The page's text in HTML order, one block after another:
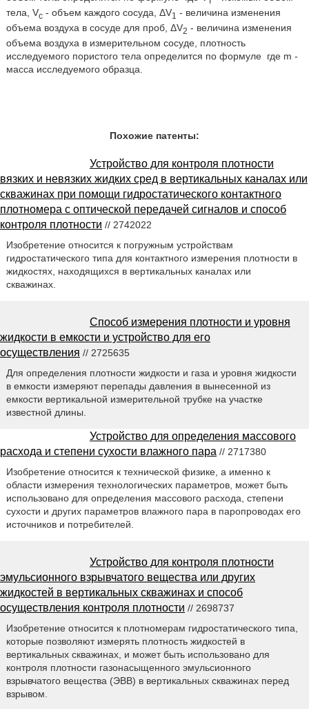
тела, Vc- объем каждого сосуда, ΔV1
- величина изменения
объема воздуха в сосуде для проб, ΔV2 - величина изменения
объема воздуха в измерительном сосуде, плотность
исследуемого пористого тела определится по формуле где m -
масса исследуемого образца.
Похожие патенты:
Устройство для контроля плотности
вязких и невязких жидких сред в вертикальных каналах или
скважинах при помощи гидростатического контактного
плотномера с оптической передачей сигналов и способ
контроля плотности // 2742022
Изобретение относится к погружным устройствам
гидростатического типа для контактного измерения плотности в
жидкостях, находящихся в вертикальных каналах или
скважинах.
Способ измерения плотности и уровня
жидкости в емкости и устройство для его
осуществления // 2725635
Для определения плотности жидкости и газа и уровня жидкости
в емкости измеряют перепады давления в вынесенной из
емкости вертикальной измерительной трубке на участке
известной длины.
Устройство для определения массового
расхода и степени сухости влажного пара // 2717380
Изобретение относится к технической физике, а именно к
области измерения технологических параметров, может быть
использовано для определения массового расхода, степени
сухости и других параметров влажного пара в паропроводах его
источников и потребителей.
Устройство для контроля плотности
эмульсионного взрывчатого вещества или других
жидкостей в вертикальных скважинах и способ
осуществления контроля плотности // 2698737
Изобретение относится к плотномерам гидростатического типа,
которые позволяют измерять плотность жидкостей в
вертикальных скважинах, и может быть использовано для
контроля плотности газонасыщенного эмульсионного
взрывчатого вещества (ЭВВ) в вертикальных скважинах перед
взрывом.